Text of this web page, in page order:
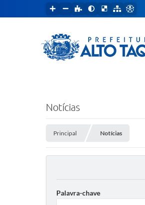
Notícias
Principal Notícias
Palavra-chave